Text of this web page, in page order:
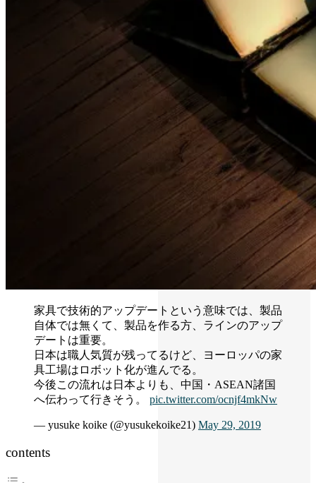
家具で技術的アップデートという意味では、製品
自体では無くて、製品を作る方、ラインのアップ
デートは重要。
日本は職人気質が残ってるけど、ヨーロッパの家
具工場はロボット化が進んでる。
今後この流れは日本よりも、中国・ASEAN諸国
へ伝わって行きそう。 pic.twitter.com/ocnjf4mkNw
— yusuke koike (@yusukekoike21) May 29, 2019
contents